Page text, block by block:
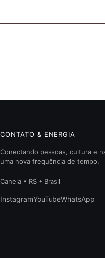
CONTATO & ENERGIA
Conectando pessoas, cultura e
uma nova frequência de tempo.
Canela • RS • Brasil
InstagramYouTubeWhatsApp